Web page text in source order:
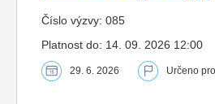
Číslo výzvy: 085
Platnost do: 14. 09. 2026 12:00
29. 6. 2026 Určeno